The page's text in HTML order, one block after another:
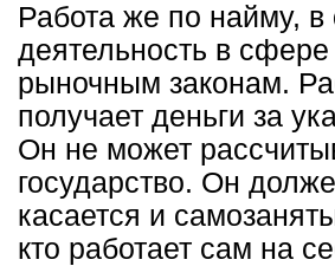
Работа же по найму, в
деятельность в
рыночным законам.
получает деньги за
Он не может
государство. Он
касается и
кто работает сам на